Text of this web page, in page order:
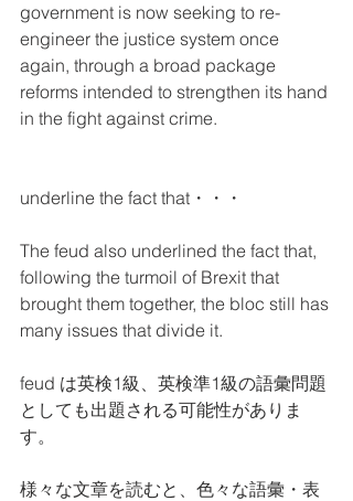
government is now seeking to re-
engineer the justice system once
again, through a broad package
reforms intended to strengthen its hand
in the fight against crime.
underline the fact that・・・
The feud also underlined the fact that,
following the turmoil of Brexit that
brought them together, the bloc still has
many issues that divide it.
feud は英検1級、英検準1級の語彙問題
としても出題される可能性がありま
す。
様々な文章を読むと、色々な語彙・表